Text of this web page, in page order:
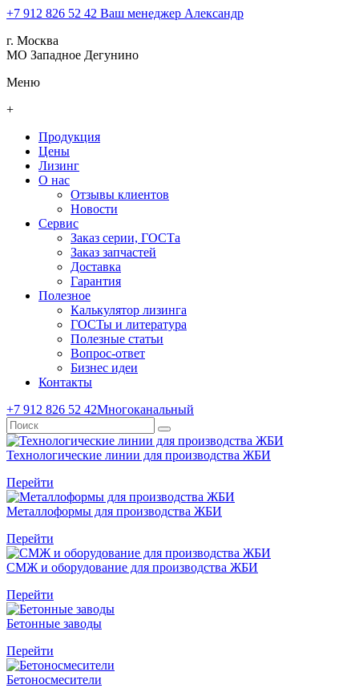
+7 912 826 52 42 Ваш менеджер Александр
г. Москва
МО Западное Дегунино
Меню
+
Продукция
Цены
Лизинг
О нас
Отзывы клиентов
Новости
Сервис
Заказ серии, ГОСТа
Заказ запчастей
Доставка
Гарантия
Полезное
Калькулятор лизинга
ГОСТы и литература
Полезные статьи
Вопрос-ответ
Бизнес идеи
Контакты
+7 912 826 52 42Многоканальный
Технологические линии для производства ЖБИ
Перейти
Металлоформы для производства ЖБИ
Перейти
СМЖ и оборудование для производства ЖБИ
Перейти
Бетонные заводы
Перейти
Бетоносмесители